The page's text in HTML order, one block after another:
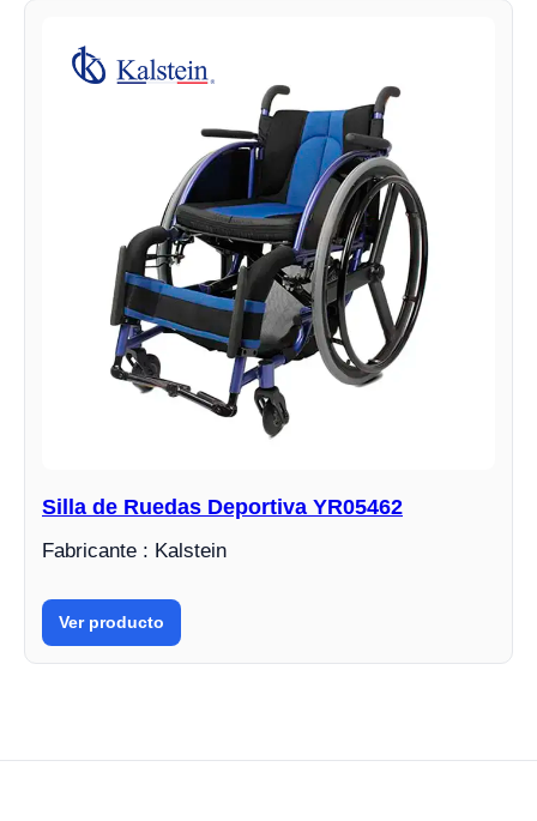
Silla de Ruedas Deportiva YR05462
Fabricante : Kalstein
Ver producto